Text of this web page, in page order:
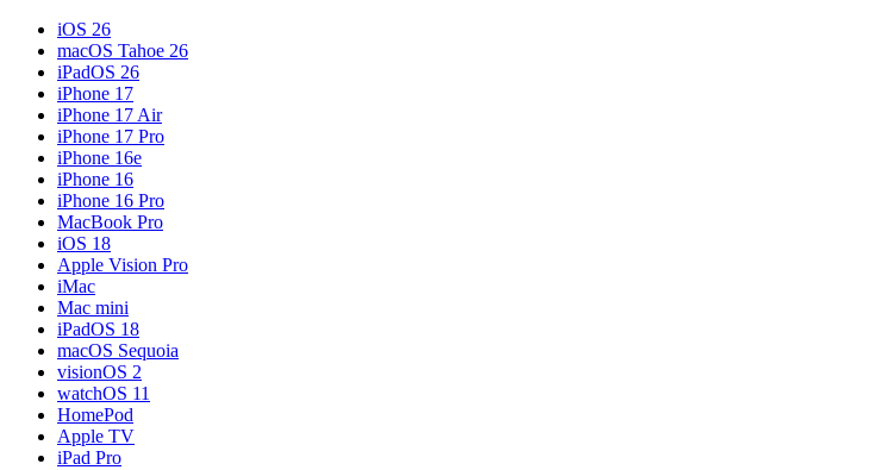
iOS 26
macOS Tahoe 26
iPadOS 26
iPhone 17
iPhone 17 Air
iPhone 17 Pro
iPhone 16e
iPhone 16
iPhone 16 Pro
MacBook Pro
iOS 18
Apple Vision Pro
iMac
Mac mini
iPadOS 18
macOS Sequoia
visionOS 2
watchOS 11
HomePod
Apple TV
iPad Pro